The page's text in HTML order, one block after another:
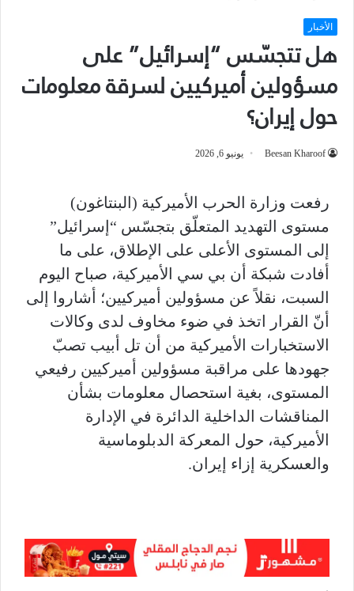
الأخبار
هل تتجسّس “إسرائيل” على
مسؤولين أميركيين لسرقة معلومات
حول إيران؟
Beesan Kharoof يونيو 6, 2026
رفعت وزارة الحرب الأميركية (البنتاغون)
مستوى التهديد المتعلّق بتجسّس “إسرائيل”
إلى المستوى الأعلى على الإطلاق، على ما
أفادت شبكة أن بي سي الأميركية، صباح اليوم
السبت، نقلاً عن مسؤولين أميركيين؛ أشاروا إلى
أنّ القرار اتخذ في ضوء مخاوف لدى وكالات
الاستخبارات الأميركية من أن تل أبيب تصبّ
جهودها على مراقبة مسؤولين أميركيين رفيعي
المستوى، بغية استحصال معلومات بشأن
المناقشات الداخلية الدائرة في الإدارة
الأميركية، حول المعركة الدبلوماسية
والعسكرية إزاء إيران.